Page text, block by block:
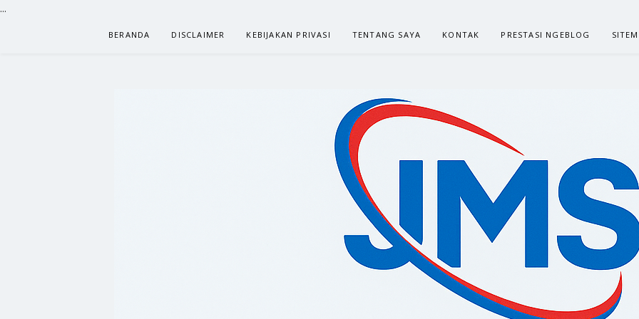
...
BERANDA DISCLAIMER KEBIJAKAN PRIVASI TENTANG SAYA KONTAK PRESTASI NGEBLOG